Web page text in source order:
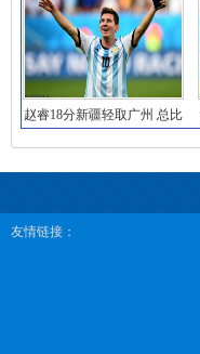
赵睿18分新疆轻取广州 总比
分3-1晋级
友情链接：